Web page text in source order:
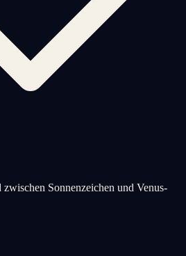
zwischen Sonnenzeichen und Venus-